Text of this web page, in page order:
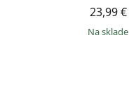
23,99 €
na sklade